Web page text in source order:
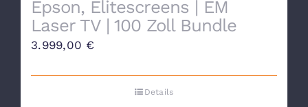
Epson, Elitescreens | EM
Laser TV | 100 Zoll Bundle
3.999,00 €
Details